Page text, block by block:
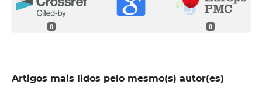
0 0
Artigos mais lidos pelo mesmo(s) autor(es)